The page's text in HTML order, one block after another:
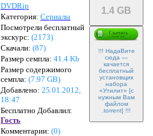
DVDRip
1.4 GB
!!! НадаВите
сюда —
качается
бесплатный
установщик
набора
«Утилит» [с
нужным Вам
файлом
.torrent] !!!
Категория: Сериалы
Посмотрели бесплатный
экскурс: (2173)
Скачали: (87)
Размер семпла: 41.4 Kb
Размер содержимого
семпла: (7.97 GB)
Добавлено: 25.01.2012,
18:47
Бесплатно Добавлил:
Гость
Комментарии: (0)